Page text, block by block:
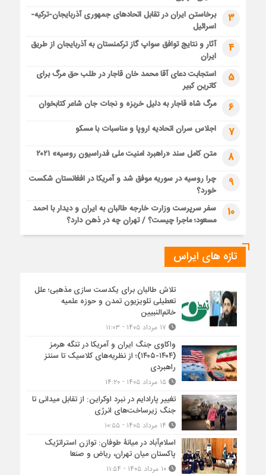
3
برخاستن ایران در تقابل اتحادهای جمهوری آذربایجان-ترکیه-
اسرائیل
4
آثار و نتایج توافق سواپ گاز ترکمنستان به آذربایجان از طریق
ایران
5
استجابت دعای آقا محمد خان قاجار در طلب حق مرگ برای
کاترین کبیر
6 مرگ شاه قاجار به دلیل خربزه و نجات جان شاعر کتابخوان
7 اجلاس سران اتحادیه اروپا و مناسبات با مسکو
8 متن کامل سند «راهبرد امنیت ملی فدراسیون روسیه» ۲۰۲۱
9
چرا روسیه در سوریه موفق شد و آمریکا در افغانستان شکست
خورد؟
10
سفر سرپرست وزارت خارجه طالبان به ایران و دیدار با احمد
مسعود؛ ماجرا چیست؟ / تهران چه در ذهن دارد؟
تازه های ایراس
تلاش طالبان برای یکدست سازی مذهبی؛ علل
تعطیلی تلویزیون تمدن و حوزه علمیه
خاتم‌النبیین
واکاوی جنگ ایران و آمریکا در تنگه هرمز
(۱۴۰۴-۱۴۰۵)؛ از نظریه‌های کلاسیک تا سنتز
راهبردی
۱۵ مرداد ۱۴۰۵ - ۱۴:۲۰
تغییر پارادایم در نبرد اوکراین: از تقابل میدانی تا
جنگ زیرساخت‌های انرژی
اسلام‌آباد در میانۀ طوفان: توازن استراتژیک
پاکستان میان تهران، ریاض و صنعا
۱۰ مرداد ۱۴۰۵ - ۱۱:۵۴